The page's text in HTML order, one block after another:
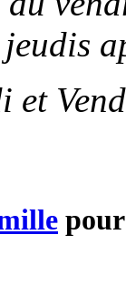
et